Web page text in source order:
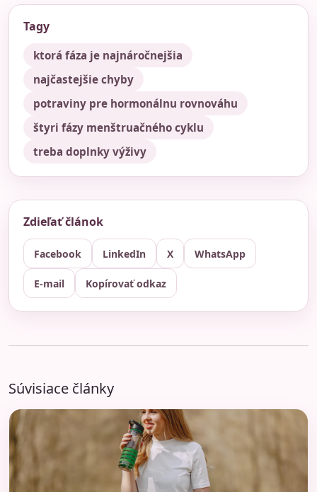
Tagy
ktorá fáza je najnáročnejšia
najčastejšie chyby
potraviny pre hormonálnu rovnováhu
štyri fázy menštruačného cyklu
treba doplnky výživy
Zdieľať článok
Facebook LinkedIn X WhatsApp
E-mail Kopírovať odkaz
Súvisiace články